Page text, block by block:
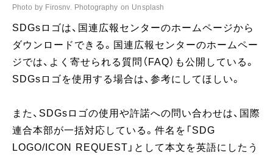
Photo by Firosnv. Photography on Unsplash
SDGsロゴは、国連広報センターのホームページから
ダウンロードできる。国連広報センターのホームペー
ジでは、よく寄せられる質問（FAQ）も公開している。
SDGsロゴを使用する場合は、参考にしてほしい。
また、SDGsロゴの使用や許諾への問い合わせは、国際
連合本部が一括対応している。件名を「SDG
LOGO/ICON REQUEST」として本文を英語にしたう